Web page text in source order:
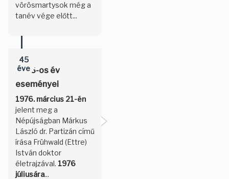
vörösmartysok még a
tanév vége előtt...
45
éve
1976-os év
eseményei
1976. március 21-én
jelent meg a
Népújságban Márkus
László dr. Partizán című
írása Frühwald (Ettre)
István doktor
életrajzával. 1976
júliusára...